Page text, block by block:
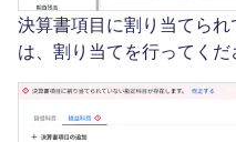
決算書項目に割り当てら
は、割り当てを行ってくだ